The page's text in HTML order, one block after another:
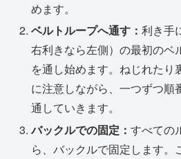
めます。
ベルトループへ通す：利き手
右利きなら左側）の最初のベ
を通し始めます。ねじれたり
に注意しながら、一つずつ順
通していきます。
バックルでの固定：すべての
ら、バックルで固定します。